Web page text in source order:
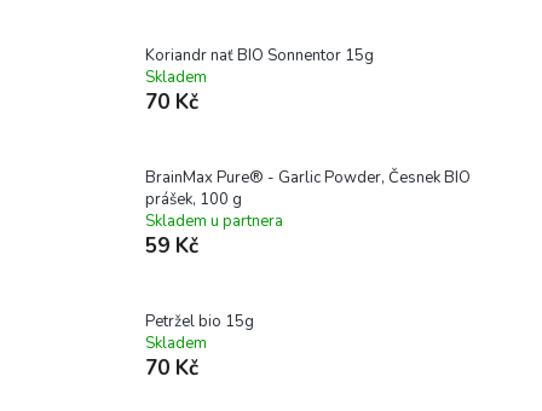
Koriandr nať BIO Sonnentor 15g
Skladem
70 Kč
BrainMax Pure® - Garlic Powder, Česnek BIO
prášek, 100 g
Skladem u partnera
59 Kč
Petržel bio 15g
Skladem
70 Kč